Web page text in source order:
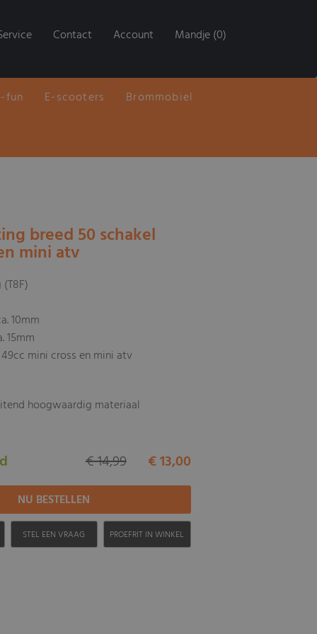
Contact Account Mandje (0)
fun E-scooters Brommobiel
breed 50 schakel
mini atv
10mm
15mm
mini cross en mini atv
hoogwaardig materiaal
€ 13,00
€ 14,99
STEL EEN VRAAG PROEFRIT IN WINKEL